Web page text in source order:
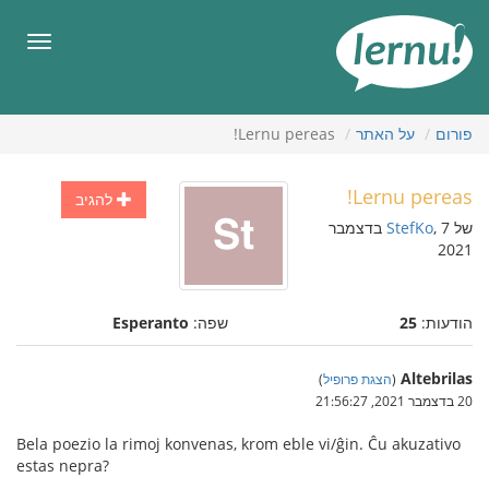
העניינים
פורום על האתר Lernu pereas!
להגיב Lernu pereas!
של StefKo , 7 בדצמבר
2021
הודעות: 25 שפה: Esperanto
Altebrilas
(הצגת פרופיל)
20 בדצמבר 2021, 21:56:27
Bela poezio la rimoj konvenas, krom eble vi/ĝin. Ĉu akuzativo
estas nepra?